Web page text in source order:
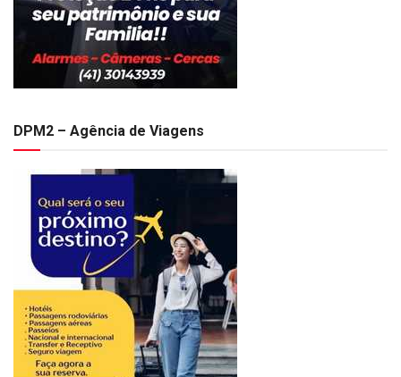
DPM2 – Agência de Viagens